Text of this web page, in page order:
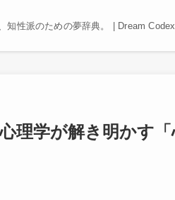
知性派のための夢辞典。 | Dream Codex
理学が解き明かす